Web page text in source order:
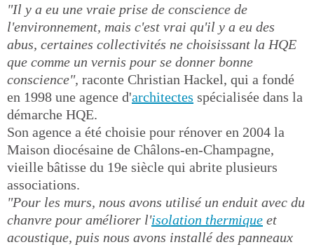
"Il y a eu une vraie prise de conscience de
l'environnement, mais c'est vrai qu'il y a eu des
abus, certaines collectivités ne choisissant la HQE
que comme un vernis pour se donner bonne
conscience", raconte Christian Hackel, qui a fondé
en 1998 une agence d'architectes spécialisée dans la
démarche HQE.
Son agence a été choisie pour rénover en 2004 la
Maison diocésaine de Châlons-en-Champagne,
vieille bâtisse du 19e siècle qui abrite plusieurs
associations.
"Pour les murs, nous avons utilisé un enduit avec du
chanvre pour améliorer l'isolation thermique et
acoustique, puis nous avons installé des panneaux